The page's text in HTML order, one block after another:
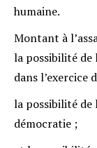
humaine.
Montant à
la possibilité de
dans l’exercice
la possibilité de
démocratie ;